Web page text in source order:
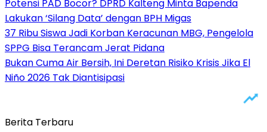
Potensi PAD Bocor? DPRD Kalteng Minta Bapenda
Lakukan ‘Silang Data’ dengan BPH Migas
37 Ribu Siswa Jadi Korban Keracunan MBG, Pengelola
SPPG Bisa Terancam Jerat Pidana
Bukan Cuma Air Bersih, Ini Deretan Risiko Krisis Jika El
Niño 2026 Tak Diantisipasi
Berita Terbaru